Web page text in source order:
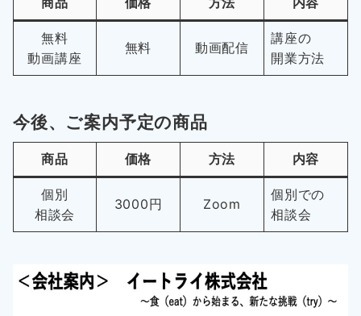
無料
動画講座
無料 動画配信
講座の
開業方法
今後、ご案内予定の商品
商品 価格 方法 内容
個別
相談会
3000円 Zoom
個別での
相談会